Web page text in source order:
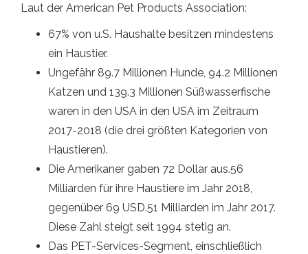
Laut der American Pet Products Association:
67% von u.S. Haushalte besitzen mindestens
ein Haustier.
Ungefähr 89.7 Millionen Hunde, 94.2 Millionen
Katzen und 139.3 Millionen Süßwasserfische
waren in den USA in den USA im Zeitraum
2017-2018 (die drei größten Kategorien von
Haustieren).
Die Amerikaner gaben 72 Dollar aus.56
Milliarden für ihre Haustiere im Jahr 2018,
gegenüber 69 USD.51 Milliarden im Jahr 2017.
Diese Zahl steigt seit 1994 stetig an.
Das PET-Services-Segment, einschließlich